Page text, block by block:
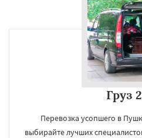
Груз
Перевозка усопшего в
выбирайте лучших